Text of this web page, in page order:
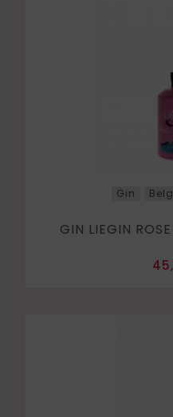
Gin
GIN LIEGIN